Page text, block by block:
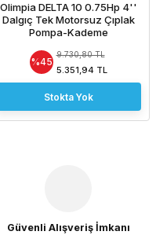
Olimpia DELTA 10 0.75Hp 4''
Dalgıç Tek Motorsuz Çıplak
Pompa-Kademe
%45
9.730,80 TL
5.351,94 TL
Stokta Yok
Güvenli Alışveriş İmkanı